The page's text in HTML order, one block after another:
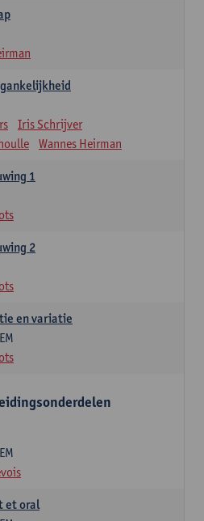
Iris Schrijver
Wannes Heirman
1
2
en variatie
et oral